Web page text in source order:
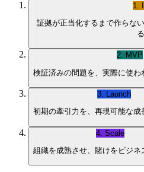
1
証拠が正当化するまで作らな
る
2. MVP
検証済みの問題を、実際に使わ
3. Launch
初期の牽引力を、再現可能な成
4 Scale
組織を成熟させ、賭けをビジネ